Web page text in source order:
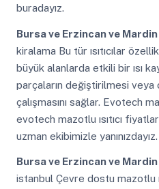
buradayız.
Bursa ve Erzincan ve Mardin
kiralama Bu tür ısıtıcılar
büyük alanlarda etkili bir ısı
parçaların değiştirilmesi veya
çalışmasını sağlar. Evotech
evotech mazotlu ısıtıcı
uzman ekibimizle yanınızdayız.
Bursa ve Erzincan ve Mardin
istanbul Çevre dostu mazotlu